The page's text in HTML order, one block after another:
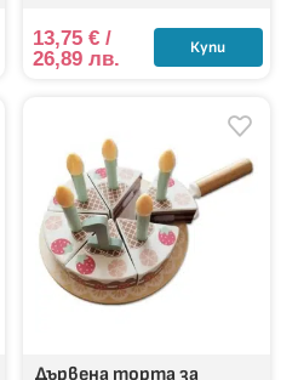
13,75€ /
26,89 лв.
Купи
Дървена торта за